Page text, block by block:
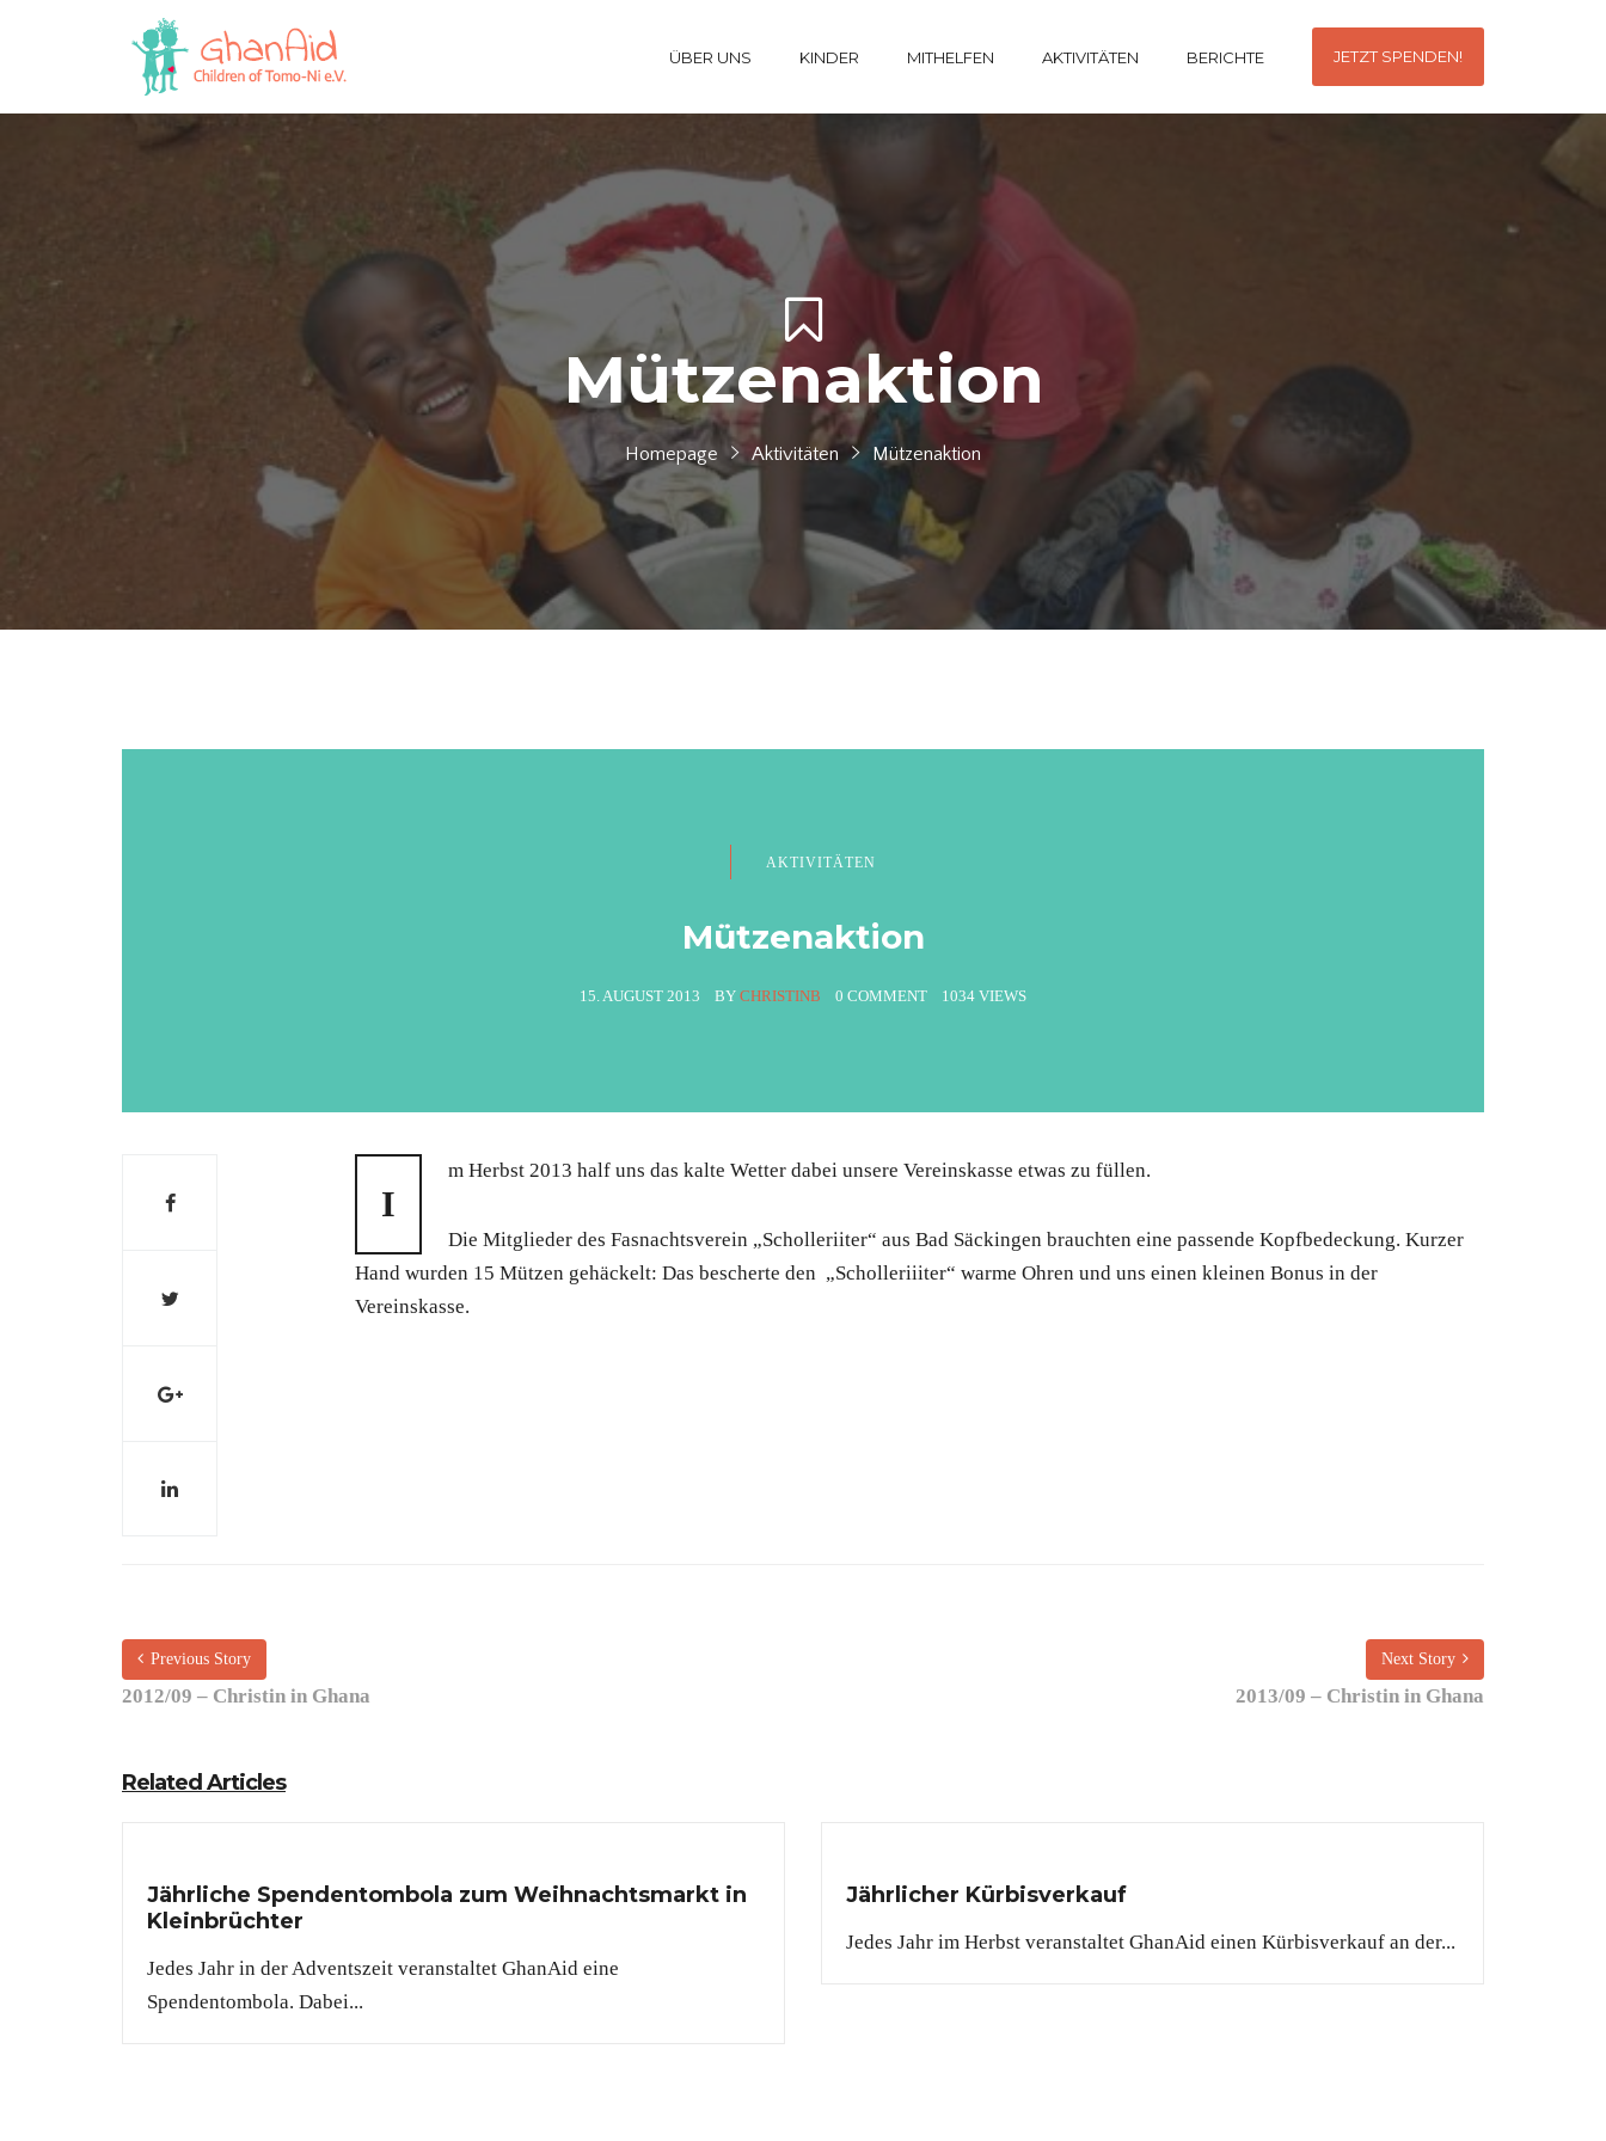
ÜBER UNS KINDER MITHELFEN AKTIVITÄTEN BERICHTE JETZT SPENDEN!
Mützenaktion
Homepage Aktivitäten Mützenaktion
AKTIVITÄTEN
Mützenaktion
15. AUGUST 2013 BY CHRISTINB 0 COMMENT 1034 VIEWS
I
m Herbst 2013 half uns das kalte Wetter dabei unsere Vereinskasse etwas zu füllen.
Die Mitglieder des Fasnachtsverein „Scholleriiter“ aus Bad Säckingen brauchten eine passende Kopfbedeckung. Kurzer
Hand wurden 15 Mützen gehäckelt: Das bescherte den „Scholleriiiter“ warme Ohren und uns einen kleinen Bonus in der
Vereinskasse.
Previous Story
2012/09 – Christin in Ghana
Next Story
2013/09 – Christin in Ghana
Related Articles
Jährliche Spendentombola zum Weihnachtsmarkt in
Kleinbrüchter
Jedes Jahr in der Adventszeit veranstaltet GhanAid eine
Spendentombola. Dabei...
Jährlicher Kürbisverkauf
Jedes Jahr im Herbst veranstaltet GhanAid einen Kürbisverkauf an der...